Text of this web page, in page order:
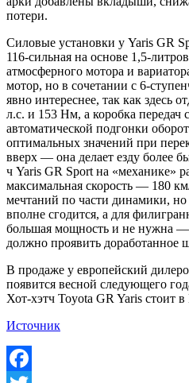
потери.
Силовые установки у Yaris GR
116-сильная на основе 1,5-
атмосферного мотора и
мотор, но в сочетании с 6-
явно интереснее, так как здесь
л.с. и 153 Нм, а коробка передач
автоматической подгонки
оптимальных значений при
вверх — она делает езду более
ч Yaris GR Sport на «механике»
максимальная скорость — 180
мечтаний по части динамики,
вполне сгодится, а для
большая мощность и не нужна —
должно проявить доработанное
В продаже у европейский
появится весной следующего
Хот-хэтч Toyota GR Yaris стоит
Источник